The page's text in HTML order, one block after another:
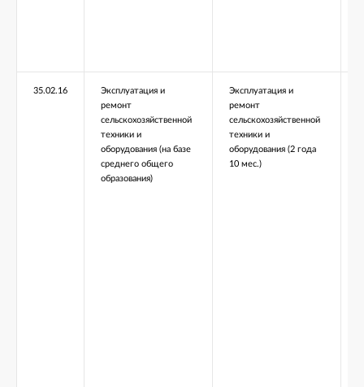
35.02.16
Эксплуатация и
ремонт
сельскохозяйственной
техники и
оборудования (на базе
среднего общего
образования)
Эксплуатация и
ремонт
сельскохозяйственной
техники и
оборудования (2 года
10 мес.)